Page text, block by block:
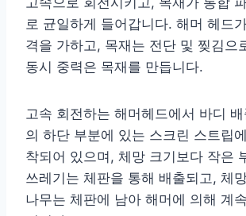
로 균일하게 들어갑니다. 해머 헤드
격을 가하고, 목재는 전단 및 찢김으
동시 중력은 목재를 만듭니다.
고속 회전하는 해머헤드에서 바디
의 하단 부분에 있는 스크린 스트립
착되어 있으며, 체망 크기보다 작은
쓰레기는 체판을 통해 배출되고, 체
나무는 체판에 남아 해머에 의해 계